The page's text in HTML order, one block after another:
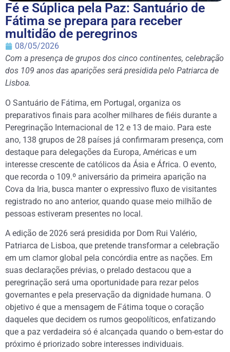
Fé e Súplica pela Paz: Santuário de
Fátima se prepara para receber
multidão de peregrinos
08/05/2026
Com a presença de grupos dos cinco continentes, celebração
dos 109 anos das aparições será presidida pelo Patriarca de
Lisboa.
O Santuário de Fátima, em Portugal, organiza os
preparativos finais para acolher milhares de fiéis durante a
Peregrinação Internacional de 12 e 13 de maio. Para este
ano, 138 grupos de 28 países já confirmaram presença, com
destaque para delegações da Europa, Américas e um
interesse crescente de católicos da Ásia e África. O evento,
que recorda o 109.º aniversário da primeira aparição na
Cova da Iria, busca manter o expressivo fluxo de visitantes
registrado no ano anterior, quando quase meio milhão de
pessoas estiveram presentes no local.
A edição de 2026 será presidida por Dom Rui Valério,
Patriarca de Lisboa, que pretende transformar a celebração
em um clamor global pela concórdia entre as nações. Em
suas declarações prévias, o prelado destacou que a
peregrinação será uma oportunidade para rezar pelos
governantes e pela preservação da dignidade humana. O
objetivo é que a mensagem de Fátima toque o coração
daqueles que decidem os rumos geopolíticos, enfatizando
que a paz verdadeira só é alcançada quando o bem-estar do
próximo é priorizado sobre interesses individuais.